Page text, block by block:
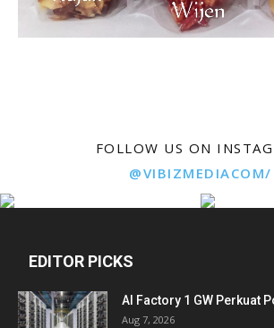
FOLLOW US ON
@VIBIZMEDIACOM/
EDITOR PICKS
AI Factory 1 GW Perkuat
Aug 7, 2026